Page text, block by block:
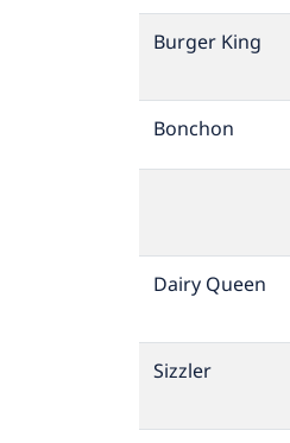
Burger King
Bonchon
Dairy Queen
Sizzler